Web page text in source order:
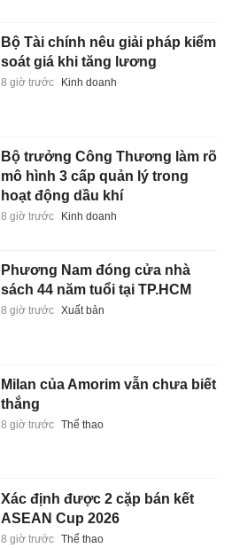
Bộ Tài chính nêu giải pháp kiểm
soát giá khi tăng lương
8 giờ trước Kinh doanh
Bộ trưởng Công Thương làm rõ
mô hình 3 cấp quản lý trong
hoạt động dầu khí
8 giờ trước Kinh doanh
Phương Nam đóng cửa nhà
sách 44 năm tuổi tại TP.HCM
8 giờ trước Xuất bản
Milan của Amorim vẫn chưa biết
thắng
8 giờ trước Thể thao
Xác định được 2 cặp bán kết
ASEAN Cup 2026
8 giờ trước Thể thao